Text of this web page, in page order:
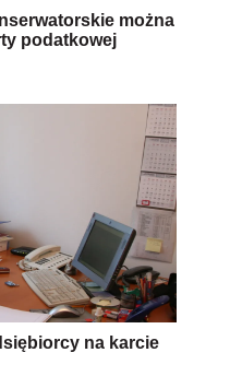
można
podatkowej
na karcie